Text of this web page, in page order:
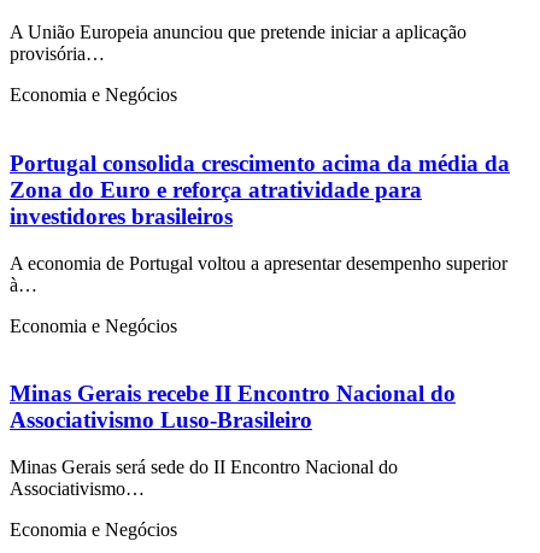
A União Europeia anunciou que pretende iniciar a aplicação
provisória…
Economia e Negócios
Portugal consolida crescimento acima da média da
Zona do Euro e reforça atratividade para
investidores brasileiros
A economia de Portugal voltou a apresentar desempenho superior
à…
Economia e Negócios
Minas Gerais recebe II Encontro Nacional do
Associativismo Luso-Brasileiro
Minas Gerais será sede do II Encontro Nacional do
Associativismo…
Economia e Negócios